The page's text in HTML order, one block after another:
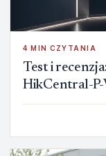
4 MIN CZYTANIA
Test i
HikCentral-P-